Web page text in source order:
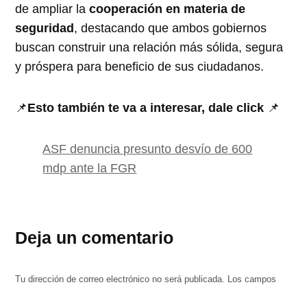
de ampliar lacooperación en materia de
seguridad, destacando que ambos gobiernos
buscan construir una relación más sólida, segura
y próspera para beneficio de sus ciudadanos.
📌Esto también te va a interesar, dale click 📌
ASF denuncia presunto desvío de 600
mdp ante la FGR
Deja un comentario
Tu dirección de correo electrónico no será publicada. Los campos